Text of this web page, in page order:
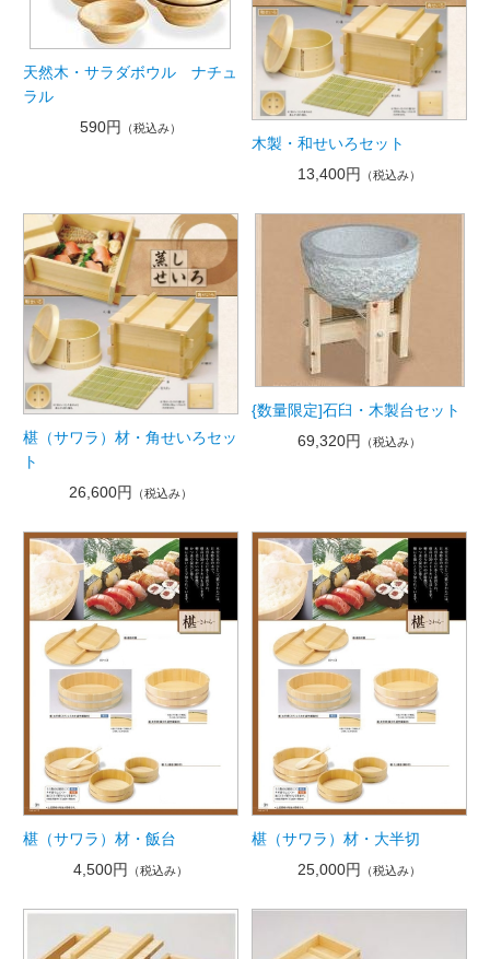
天然木・サラダボウル ナチュ
ラル
590円
（税込み）
木製・和せいろセット
13,400円
（税込み）
椹（サワラ）材・角せいろセッ
ト
26,600円
（税込み）
{数量限定]石臼・木製台セット
69,320円
（税込み）
椹（サワラ）材・飯台
4,500円
（税込み）
椹（サワラ）材・大半切
25,000円
（税込み）